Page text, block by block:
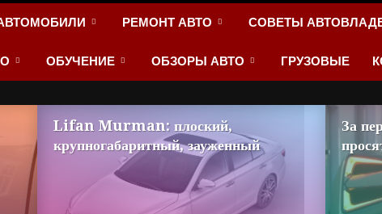
РЕМОНТ АВТО СОВЕТЫ
ОБУЧЕНИЕ ОБЗОРЫ АВТО ГРУЗОВЫЕ
Lifan Murman: плоский,
крупногабаритный, зауженный
За